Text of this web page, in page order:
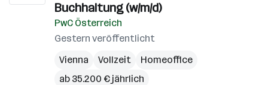
Buchhaltung (w/m/d)
PwC Österreich
Gestern veröffentlicht
Vienna
Vollzeit
Homeoffice
ab 35.200 € jährlich